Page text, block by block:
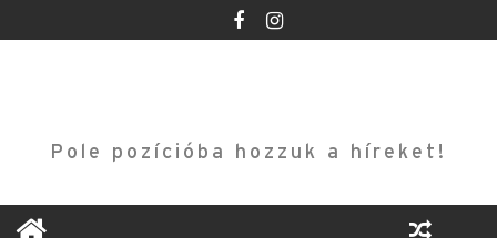
to
Pole pozícióba hozzuk a híreket!